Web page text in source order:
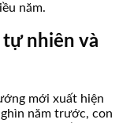
năm.
tự nhiên và
mới xuất hiện
năm trước, con